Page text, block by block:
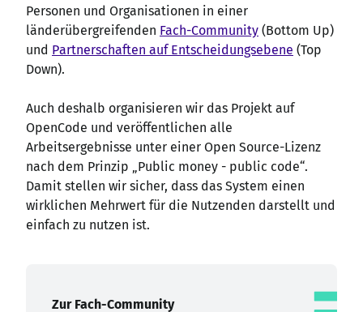
Personen und Organisationen in einer
länderübergreifenden Fach-Community (Bottom Up)
und Partnerschaften auf Entscheidungsebene (Top
Down).
Auch deshalb organisieren wir das Projekt auf
OpenCode und veröffentlichen alle
Arbeitsergebnisse unter einer Open Source-Lizenz
nach dem Prinzip „Public money - public code“.
Damit stellen wir sicher, dass das System einen
wirklichen Mehrwert für die Nutzenden darstellt und
einfach zu nutzen ist.
Zur Fach-Community